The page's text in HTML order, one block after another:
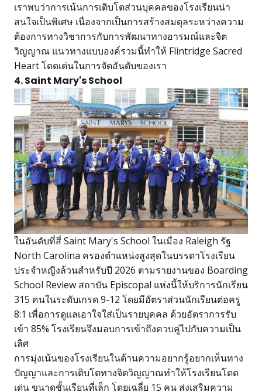
เราพบว่าการเน้นการเติบโตส่วนบุคคลของโรงเรียนน่า
สนใจเป็นพิเศษ เนื่องจากเป็นการสร้างสมดุลระหว่างความ
ต้องการทางวิชาการกับการพัฒนาทางอารมณ์และจิต
วิญญาณ แนวทางแบบองค์รวมนี้ทำให้ Flintridge Sacred
Heart โดดเด่นในการจัดอันดับของเรา
4. Saint Mary's School
ในอันดับที่สี่ Saint Mary's School ในเมือง Raleigh รัฐ
North Carolina ครองตำแหน่งสูงสุดในบรรดาโรงเรียน
ประจำหญิงล้วนสำหรับปี 2026 ตามรายงานของ Boarding
School Review สถาบัน Episcopal แห่งนี้ให้บริการนักเรียน
315 คนในระดับเกรด 9-12 โดยมีอัตราส่วนนักเรียนต่อครู
8:1 เพื่อการดูแลเอาใจใส่เป็นรายบุคคล ด้วยอัตราการรับ
เข้า 85% โรงเรียนจึงมอบการเข้าถึงควบคู่ไปกับความเป็น
เลิศ
การมุ่งเน้นของโรงเรียนในด้านความอยากรู้อยากเห็นทาง
ปัญญาและการเติบโตทางจิตวิญญาณทำให้โรงเรียนโดด
เด่น ขนาดชั้นเรียนที่เล็ก โดยเฉลี่ย 15 คน ส่งเสริมความ